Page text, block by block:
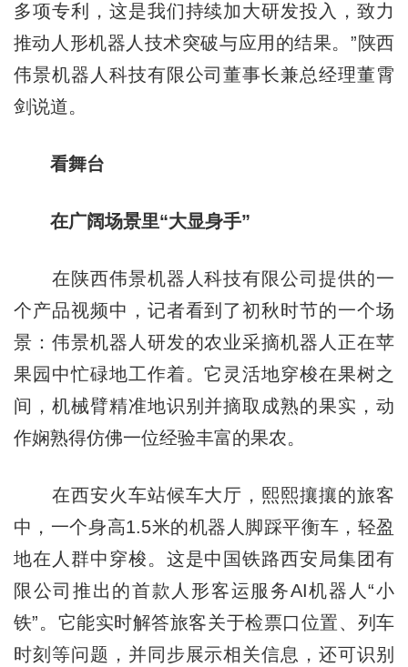
多项专利，这是我们持续加大研发投入，致力
推动人形机器人技术突破与应用的结果。”陕西
伟景机器人科技有限公司董事长兼总经理董霄
剑说道。
看舞台
在广阔场景里“大显身手”
在陕西伟景机器人科技有限公司提供的一
个产品视频中，记者看到了初秋时节的一个场
景：伟景机器人研发的农业采摘机器人正在苹
果园中忙碌地工作着。它灵活地穿梭在果树之
间，机械臂精准地识别并摘取成熟的果实，动
作娴熟得仿佛一位经验丰富的果农。
在西安火车站候车大厅，熙熙攘攘的旅客
中，一个身高1.5米的机器人脚踩平衡车，轻盈
地在人群中穿梭。这是中国铁路西安局集团有
限公司推出的首款人形客运服务AI机器人“小
铁”。它能实时解答旅客关于检票口位置、列车
时刻等问题，并同步展示相关信息，还可识别